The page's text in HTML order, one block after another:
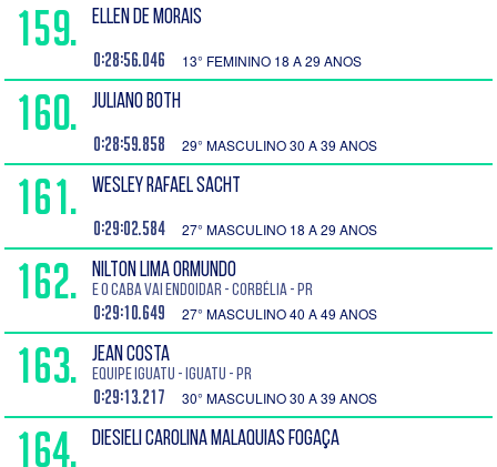
159. ELLEN DE MORAIS
0:28:56.046 13° FEMININO 18 A 29 ANOS
160. JULIANO BOTH
0:28:59.858 29° MASCULINO 30 A 39 ANOS
161. WESLEY RAFAEL SACHT
0:29:02.584 27° MASCULINO 18 A 29 ANOS
162. NILTON LIMA ORMUNDO
E o Caba Vai Endoidar - Corbélia - PR
0:29:10.649 27° MASCULINO 40 A 49 ANOS
163. JEAN COSTA
Equipe Iguatu - Iguatu - PR
0:29:13.217 30° MASCULINO 30 A 39 ANOS
164. DIESIELI CAROLINA MALAQUIAS FOGAÇA